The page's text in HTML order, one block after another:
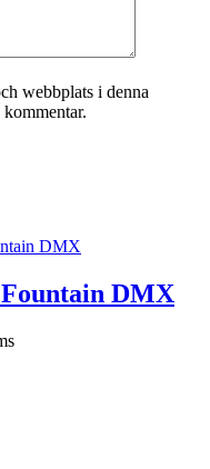
webbplats i denna
DMX